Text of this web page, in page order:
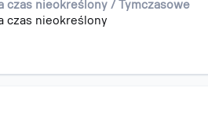
czas nieokreślony / Tymczasowe
czas nieokreślony